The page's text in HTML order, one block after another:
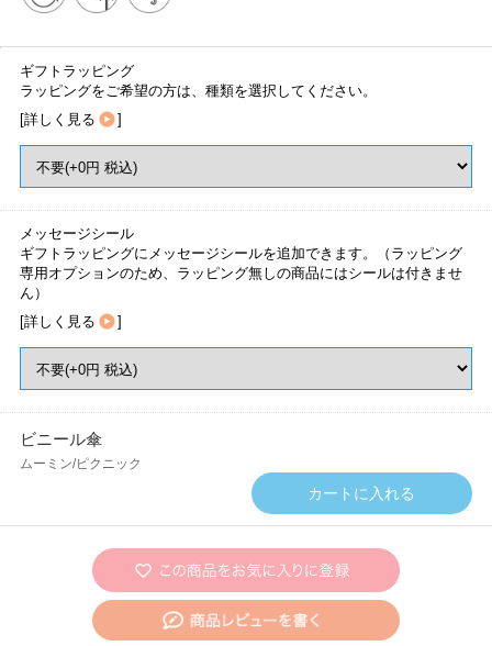
ギフトラッピング
ラッピングをご希望の方は、種類を選択してください。
[詳しく見る ]
メッセージシール
ギフトラッピングにメッセージシールを追加できます。（ラッピング
専用オプションのため、ラッピング無しの商品にはシールは付きませ
ん）
[詳しく見る ]
ビニール傘
ムーミン/ピクニック